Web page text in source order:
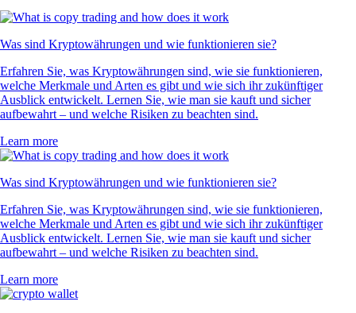
Was sind Kryptowährungen und wie funktionieren sie?
Erfahren Sie, was Kryptowährungen sind, wie sie funktionieren,
welche Merkmale und Arten es gibt und wie sich ihr zukünftiger
Ausblick entwickelt. Lernen Sie, wie man sie kauft und sicher
aufbewahrt – und welche Risiken zu beachten sind.
Learn more
Was sind Kryptowährungen und wie funktionieren sie?
Erfahren Sie, was Kryptowährungen sind, wie sie funktionieren,
welche Merkmale und Arten es gibt und wie sich ihr zukünftiger
Ausblick entwickelt. Lernen Sie, wie man sie kauft und sicher
aufbewahrt – und welche Risiken zu beachten sind.
Learn more